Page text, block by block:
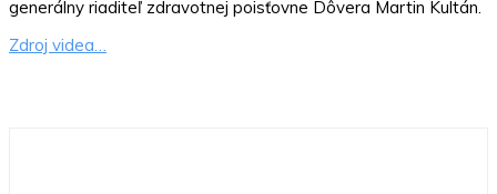
generálny riaditeľ zdravotnej poisťovne Dôvera Martin Kultán.
Zdroj videa…